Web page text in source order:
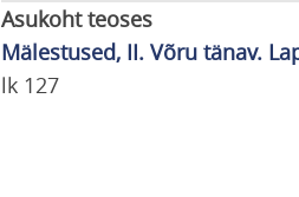
Asukoht teoses
Mälestused, II. Võru tänav.
lk 127